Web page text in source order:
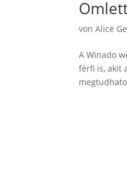
vonAlice
A Winado
férfi is, akit